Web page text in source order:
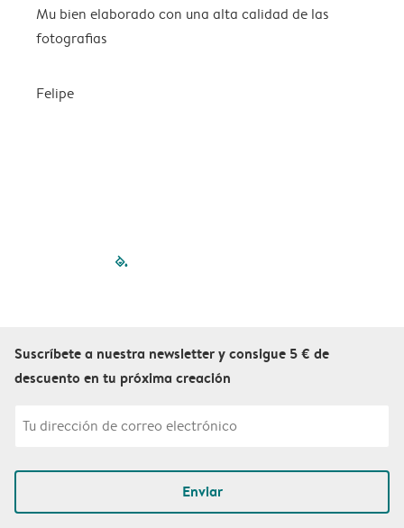
Mu bien elaborado con una alta calidad de las
fotografias
Felipe
filled-pagination
Suscríbete a nuestra newsletter y consigue 5 € de
descuento en tu próxima creación
Enviar